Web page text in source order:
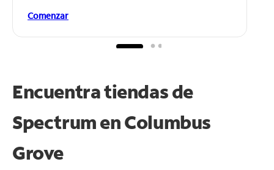
Comenzar
Encuentra tiendas de
Spectrum enColumbus
Grove